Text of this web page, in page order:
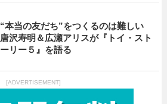
“本当の友だち”をつくるのは難しい
唐沢寿明＆広瀬アリスが『トイ・スト
ーリー５』を語る
[ADVERTISEMENT]